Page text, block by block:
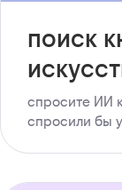
поиск
спросите ИИ
спросили бы